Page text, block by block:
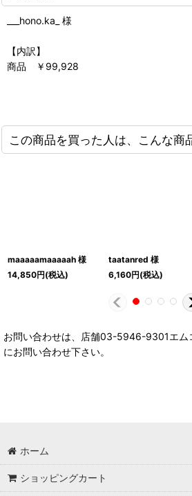
___hono.ka_ 様
【内訳】
商品 ￥99,928
この商品を買った人は、こんな商
maaaaamaaaaah 様
14,850円(税込)
taatanred 様
6,160円(税込)
お問い合わせは、店舗03-5946-9301エム
にお問い合わせ下さい。
ホーム
ショッピングカート